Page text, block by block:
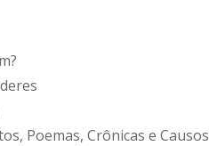
Poemas, Crônicas e Causos